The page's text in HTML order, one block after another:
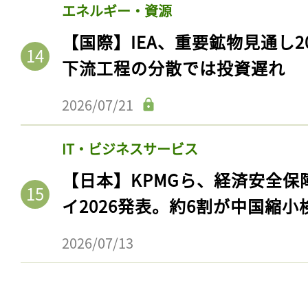
エネルギー・資源
【国際】IEA、重要鉱物見通
下流工程の分散では投資遅れ
2026/07/21
IT・ビジネスサービス
【日本】KPMGら、経済安全
イ2026発表。約6割が中国縮小
2026/07/13
ログイン